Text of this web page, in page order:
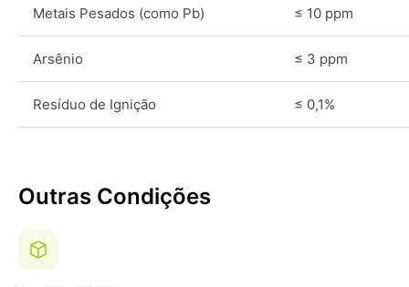
Metais Pesados (como Pb) ≤ 10 ppm
Arsênio ≤ 3 ppm
Resíduo de Ignição ≤ 0,1%
Outras Condições